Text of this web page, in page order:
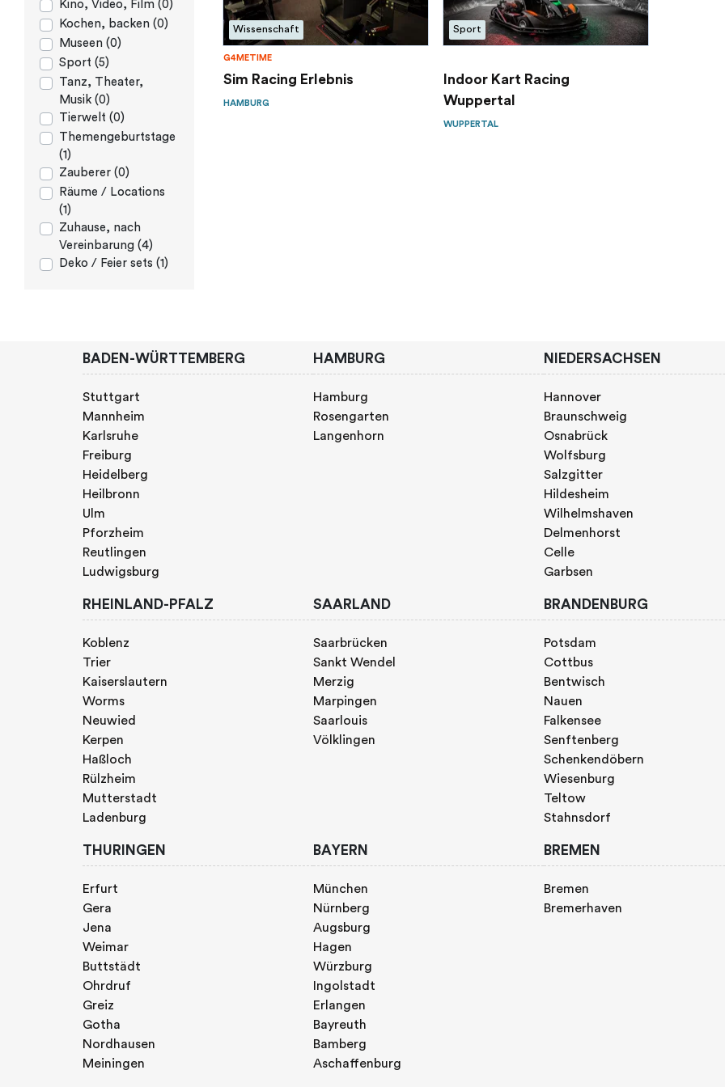
Kino, Video, Film (0)
Kochen, backen (0)
Museen (0)
Sport (5)
Tanz, Theater,
Musik (0)
Tierwelt (0)
Themengeburtstage
(1)
Zauberer (0)
Räume / Locations
(1)
Zuhause, nach
Vereinbarung (4)
Deko / Feier sets (1)
Wissenschaft
G4METIME
Sim Racing Erlebnis
HAMBURG
Sport
Indoor Kart Racing
Wuppertal
WUPPERTAL
BADEN-WÜRTTEMBERG
Stuttgart
Mannheim
Karlsruhe
Freiburg
Heidelberg
Heilbronn
Ulm
Pforzheim
Reutlingen
Ludwigsburg
HAMBURG
Hamburg
Rosengarten
Langenhorn
NIEDERSACHSEN
Hannover
Braunschweig
Osnabrück
Wolfsburg
Salzgitter
Hildesheim
Wilhelmshaven
Delmenhorst
Celle
Garbsen
RHEINLAND-PFALZ
Koblenz
Trier
Kaiserslautern
Worms
Neuwied
Kerpen
Haßloch
Rülzheim
Mutterstadt
Ladenburg
SAARLAND
Saarbrücken
Sankt Wendel
Merzig
Marpingen
Saarlouis
Völklingen
BRANDENBURG
Potsdam
Cottbus
Bentwisch
Nauen
Falkensee
Senftenberg
Schenkendöbern
Wiesenburg
Teltow
Stahnsdorf
THURINGEN
Erfurt
Gera
Jena
Weimar
Buttstädt
Ohrdruf
Greiz
Gotha
Nordhausen
Meiningen
BAYERN
München
Nürnberg
Augsburg
Hagen
Würzburg
Ingolstadt
Erlangen
Bayreuth
Bamberg
Aschaffenburg
BREMEN
Bremen
Bremerhaven